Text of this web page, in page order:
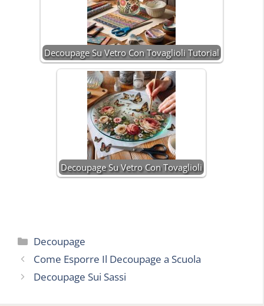
Decoupage Su Vetro Con Tovaglioli Tutorial
Decoupage Su Vetro Con Tovaglioli
Categorie
Decoupage
Come Esporre Il Decoupage a Scuola
Decoupage Sui Sassi